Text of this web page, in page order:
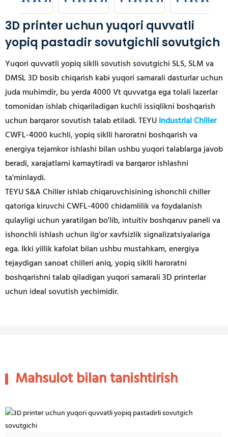
3D printer uchun yuqori quvvatli
yopiq pastadir sovutgichli sovutgich
Yuqori quvvatliyopiq siklli sovutish sovutgichi SLS, SLM va
DMSL 3D bosib chiqarish kabi yuqori samarali dasturlar uchun
juda muhimdir, bu yerda 4000 Vt quvvatga ega tolali lazerlar
tomonidan ishlab chiqariladigan kuchli issiqlikni boshqarish
uchun barqaror sovutish talab etiladi. TEYUIndustrial Chiller
CWFL-4000 kuchli, yopiq siklli haroratni boshqarish va
energiya tejamkor ishlashi bilan ushbu yuqori talablarga javob
beradi, xarajatlarni kamaytiradi va barqaror ishlashni
ta'minlaydi.
TEYU S&A Chiller ishlab chiqaruvchisining ishonchli chiller
qatoriga kiruvchi CWFL-4000 chidamlilik va foydalanish
qulayligi uchun yaratilgan bo'lib, intuitiv boshqaruv paneli va
ishonchli ishlash uchun ilg'or xavfsizlik signalizatsiyalariga
ega. Ikki yillik kafolat bilan ushbu mustahkam, energiya
tejaydigan sanoat chilleri aniq, yopiq siklli haroratni
boshqarishni talab qiladigan yuqori samarali 3D printerlar
uchun ideal sovutish yechimidir.
Mahsulot bilan tanishtirish